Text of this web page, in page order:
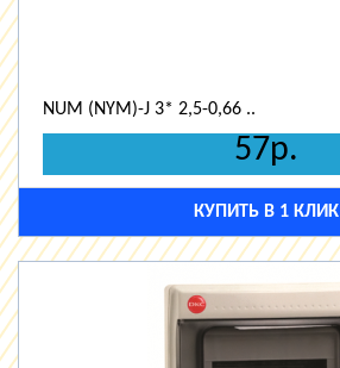
NUM (NYM)-J 3* 2,5-0,66 ..
57р.
КУПИТЬ В 1 КЛИК